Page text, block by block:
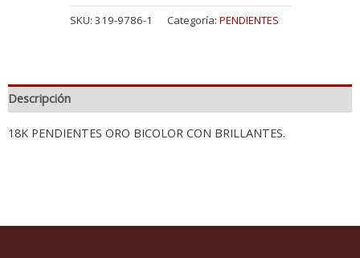
SKU: 319-9786-1 Categoría: PENDIENTES
Descripción
18K PENDIENTES ORO BICOLOR CON BRILLANTES.